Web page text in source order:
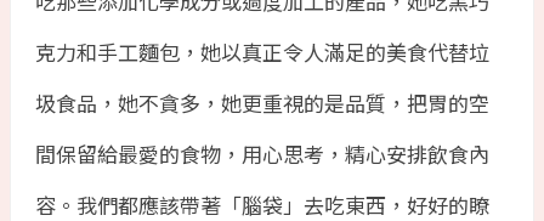
克力和手工麵包，她以真正令人滿足的美食代替垃
圾食品，她不貪多，她更重視的是品質，把胃的空
間保留給最愛的食物，用心思考，精心安排飲食內
容。我們都應該帶著「腦袋」去吃東西，好好的瞭